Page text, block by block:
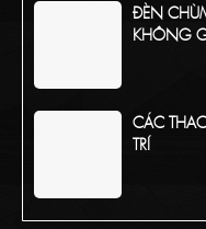
ĐÈN
KHÔNG
CÁC
TRÍ